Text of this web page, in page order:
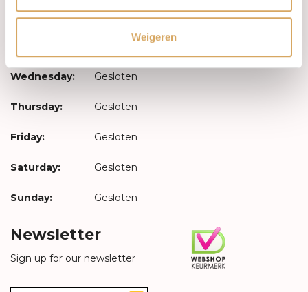
Weigeren
Monday: Gesloten
Wednesday: Gesloten
Thursday: Gesloten
Friday: Gesloten
Saturday: Gesloten
Sunday: Gesloten
Newsletter
Sign up for our newsletter